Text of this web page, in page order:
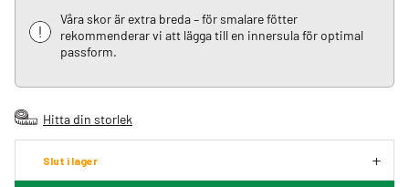
Våra skor är extra breda – för smalare fötter
rekommenderar vi att lägga till en innersula för optimal
passform.
Hitta din storlek
Slut i lager